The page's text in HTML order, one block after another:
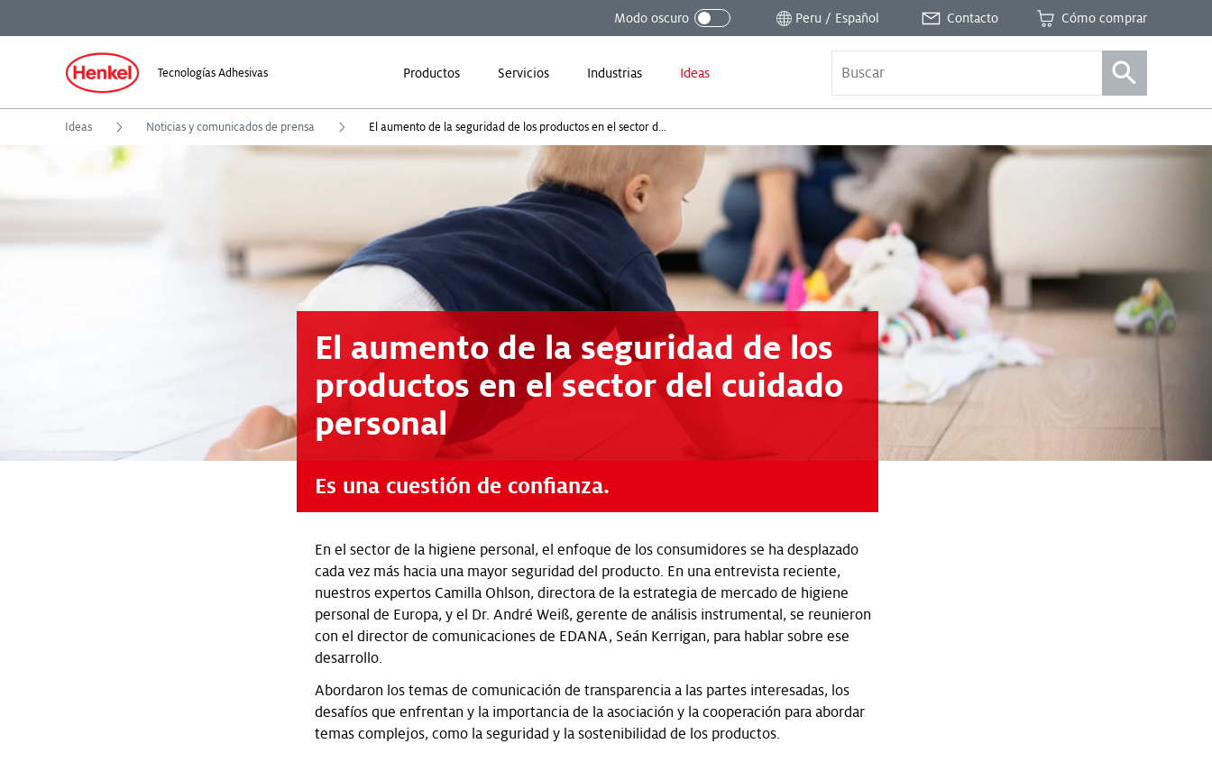
Modo oscuro Peru / Español Contacto Cómo comprar
Tecnologías Adhesivas Productos Servicios Industrias Ideas
Ideas Noticias y comunicados de prensa El aumento de la seguridad de los productos en el sector del cuidado personal
El aumento de la seguridad de los
productos en el sector del cuidado
personal
Es una cuestión de confianza.
En el sector de la higiene personal, el enfoque de los consumidores se ha desplazado
cada vez más hacia una mayor seguridad del producto. En una entrevista reciente,
nuestros expertos Camilla Ohlson, directora de la estrategia de mercado de higiene
personal de Europa, y el Dr. André Weiß, gerente de análisis instrumental, se reunieron
con el director de comunicaciones de EDANA, Seán Kerrigan, para hablar sobre ese
desarrollo.
Abordaron los temas de comunicación de transparencia a las partes interesadas, los
desafíos que enfrentan y la importancia de la asociación y la cooperación para abordar
temas complejos, como la seguridad y la sostenibilidad de los productos.